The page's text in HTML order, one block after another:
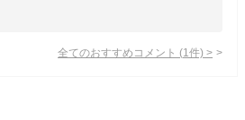
全てのおすすめコメント (1 件) >